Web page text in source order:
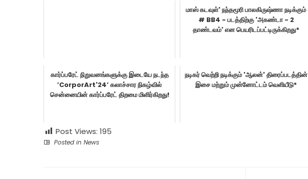
மாஸ் கடவுள்' நந்தமூரி பாலகிருஷ்ணா நடிக்கும்
# BB4 - படத்திற்கு 'அகண்டா - 2
தாண்டவம்' என பெயரிடப்பட்டிருக்கிறது*
கார்ப்பரேட் நிறுவனங்களுக்கு இடையே நடந்த
’CorporArt'24’ கலாச்சார நிகழ்வில்
சென்னையின் கார்ப்பரேட் திறமை மிளிர்கிறது!
நடிகர் வெற்றி நடிக்கும் 'ஆலன்' திரைப்படத்தின்
இசை மற்றும் முன்னோட்டம் வெளியீடு*
Post Views: 195
Posted in News